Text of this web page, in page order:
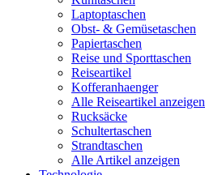
Laptoptaschen
Obst- & Gemüsetaschen
Papiertaschen
Reise und Sporttaschen
Reiseartikel
Kofferanhaenger
Alle Reiseartikel anzeigen
Rucksäcke
Schultertaschen
Strandtaschen
Alle Artikel anzeigen